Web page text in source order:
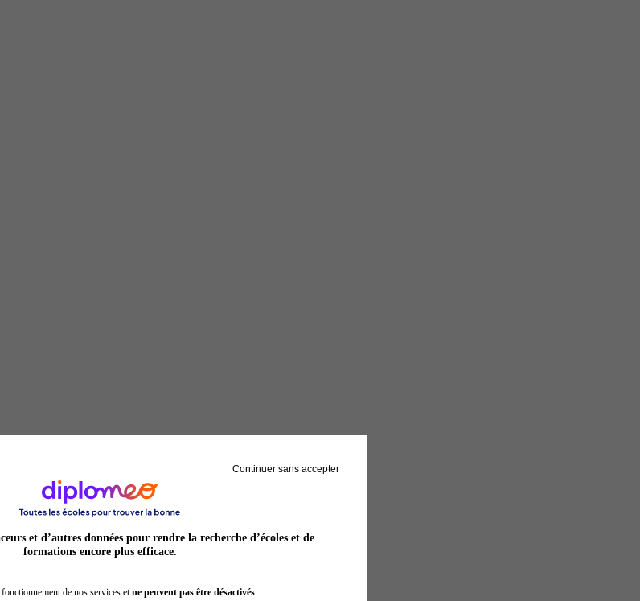
Hôtesse de l'air steward
Continuer sans accepter
et d’autres données pour rendre la recherche d’écoles et de
formations encore plus efficace.
de nos services et ne peuvent pas être désactivés.